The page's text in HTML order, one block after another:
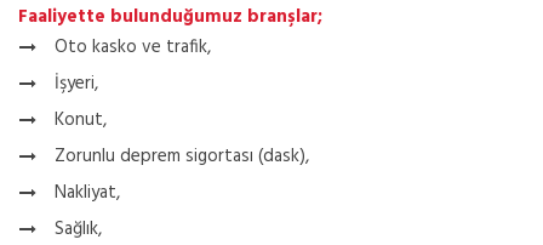
Faaliyette bulunduğumuz branşlar;
Oto kasko ve trafik,
İşyeri,
Konut,
Zorunlu deprem sigortası (dask),
Nakliyat,
Sağlık,